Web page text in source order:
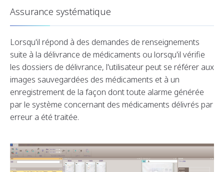
Assurance systématique
Lorsqu'il répond à des demandes de renseignements
suite à la délivrance de médicaments ou lorsqu'il vérifie
les dossiers de délivrance, l'utilisateur peut se référer aux
images sauvegardées des médicaments et à un
enregistrement de la façon dont toute alarme générée
par le système concernant des médicaments délivrés par
erreur a été traitée.